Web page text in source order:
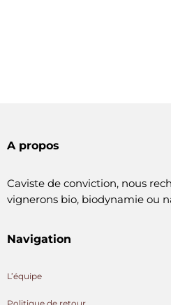
A propos
Caviste de conviction, nous
vignerons bio, biodynamie ou
Navigation
L’équipe